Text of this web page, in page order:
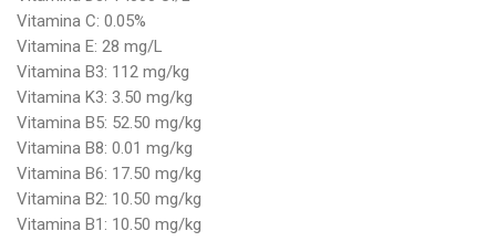
Vitamina C: 0.05%
Vitamina E: 28 mg/L
Vitamina B3: 112 mg/kg
Vitamina K3: 3.50 mg/kg
Vitamina B5: 52.50 mg/kg
Vitamina B8: 0.01 mg/kg
Vitamina B6: 17.50 mg/kg
Vitamina B2: 10.50 mg/kg
Vitamina B1: 10.50 mg/kg